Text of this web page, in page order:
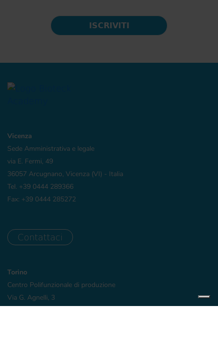
Vicenza
Sede Amministrativa e legale
via E. Fermi, 49
36057 Arcugnano, Vicenza (VI) - Italia
Tel. +39 0444 289366
Fax: +39 0444 285272
Contattaci
Torino
Centro Polifunzionale di produzione
Via G. Agnelli, 3